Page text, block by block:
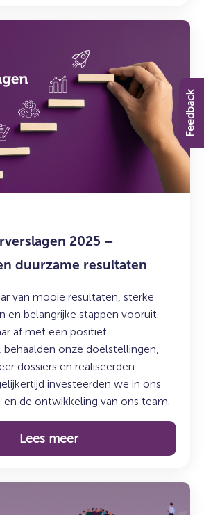
2025 –
duurzame resultaten
van mooie resultaten, sterke
en belangrijke stappen vooruit.
af met een positief
behaalden onze doelstellingen,
dossiers en realiseerden
investeerden we in ons
en de ontwikkeling van ons team.
Lees meer
Feedback